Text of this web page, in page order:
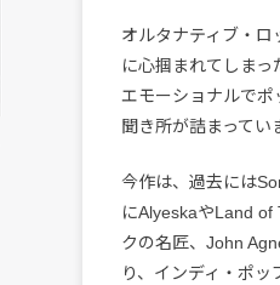
オルタナティブ・
に心掴まれてしま
エモーショナルでポ
聞き所が詰まってい
今作は、過去には
にAlyeskaやLand of
クの名匠、John
り、インディ・ポ